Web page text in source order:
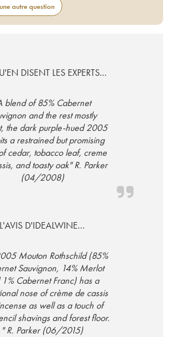
autre question
DISENT LES EXPERTS...
blend of 85% Cabernet
and the rest mostly
the dark purple-hued 2005
a restrained but promising
cedar, tobacco leaf, creme
and toasty oak" R. Parker
(04/2008)
L'AVIS D'IDEALWINE...
Mouton Rothschild (85%
Sauvignon, 14% Merlot
Cabernet Franc) has a
nose of crème de cassis
as well as a touch of
shavings and forest floor.
" R. Parker (06/2015)